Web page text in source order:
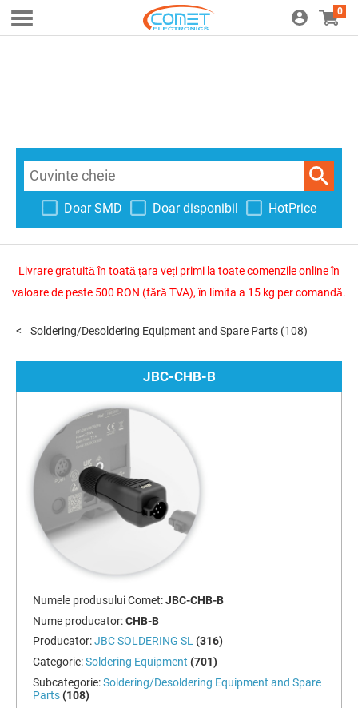
0
Doar SMD Doar disponibil HotPrice
Livrare gratuită în toată țara veți primi la toate comenzile online în
valoare de peste 500 RON (fără TVA), în limita a 15 kg per comandă.
Soldering/Desoldering Equipment and Spare Parts (108)
JBC-CHB-B
Numele produsului Comet:JBC-CHB-B
Nume producator:CHB-B
Producator:JBC SOLDERING SL (316)
Categorie:Soldering Equipment (701)
Subcategorie:Soldering/Desoldering Equipment and Spare
Parts (108)